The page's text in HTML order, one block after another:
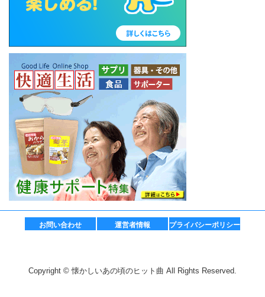
お問い合わせ 運営者情報 プライバシーポリシー
Copyright © 懐かしいあの頃のヒット曲 All Rights Reserved.